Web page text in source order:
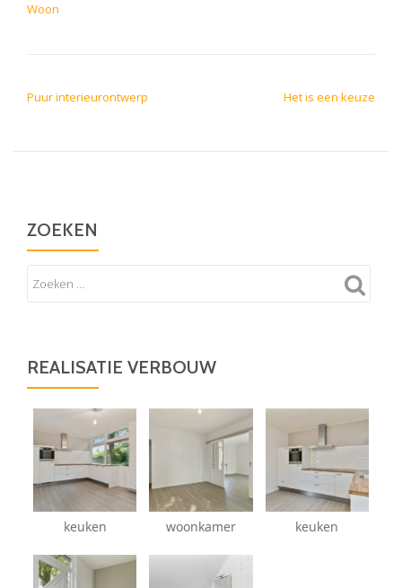
Woon
Puur interieurontwerp Het is een keuze
ZOEKEN
REALISATIE VERBOUW
keuken woonkamer keuken